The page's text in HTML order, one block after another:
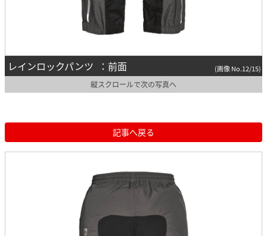
レインロックパンツ ：前面 (画像 No.12/15)
縦スクロールで次の写真へ
記事へ戻る